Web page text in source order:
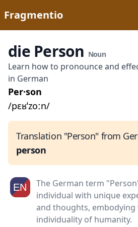
Fragmentio
die Person Noun
Learn how to pronounce and
in German
Per·son
/pɛʁˈzoːn/
Translation "Person" from
person
The German term
individual with unique
and thoughts, embodying
individuality of humanity.